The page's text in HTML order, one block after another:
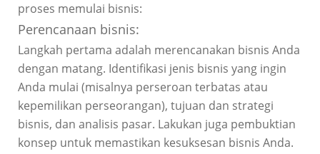
proses memulai bisnis:
Perencanaan bisnis:
Langkah pertama adalah merencanakan bisnis Anda
dengan matang. Identifikasi jenis bisnis yang ingin
Anda mulai (misalnya perseroan terbatas atau
kepemilikan perseorangan), tujuan dan strategi
bisnis, dan analisis pasar. Lakukan juga pembuktian
konsep untuk memastikan kesuksesan bisnis Anda.